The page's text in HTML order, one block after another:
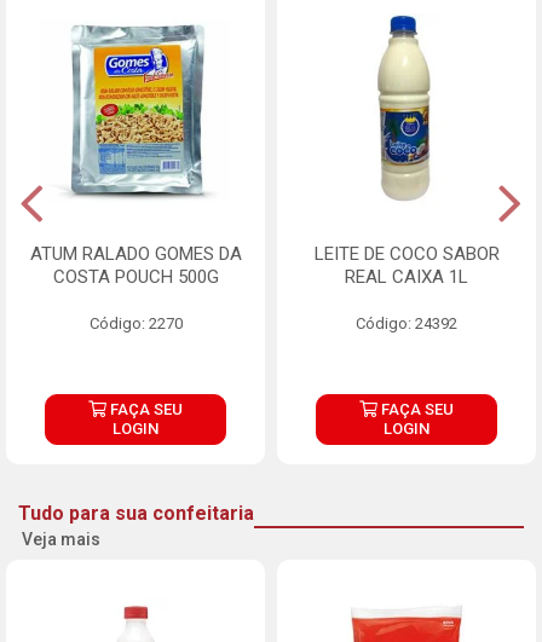
ATUM RALADO GOMES DA
COSTA POUCH 500G
Código: 2270
FAÇA SEU
LOGIN
LEITE DE COCO SABOR
REAL CAIXA 1L
Código: 24392
FAÇA SEU
LOGIN
Tudo para sua confeitaria
Veja mais